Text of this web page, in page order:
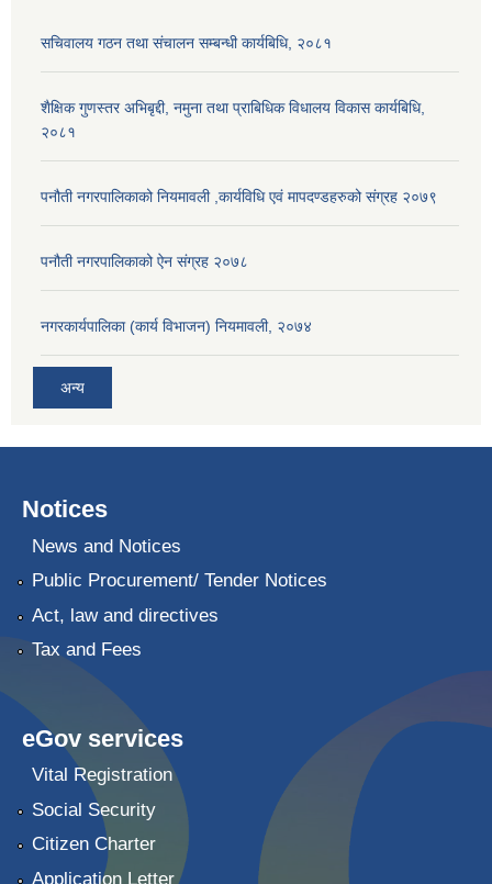
सचिवालय गठन तथा संचालन सम्बन्धी कार्यबिधि, २०८१
शैक्षिक गुणस्तर अभिबृद्दी, नमुना तथा प्राबिधिक विधालय विकास कार्यबिधि,
२०८१
पनौती नगरपालिकाको नियमावली ,कार्यविधि एवं मापदण्डहरुको संग्रह २०७९
पनौती नगरपालिकाको ऐन संग्रह २०७८
नगरकार्यपालिका (कार्य विभाजन) नियमावली, २०७४
अन्य
Notices
News and Notices
Public Procurement/ Tender Notices
Act, law and directives
Tax and Fees
eGov services
Vital Registration
Social Security
Citizen Charter
Application Letter